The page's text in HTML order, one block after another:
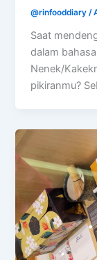
@rinfooddiary/
Saat
dalam
Nenek/
pikiranmu?